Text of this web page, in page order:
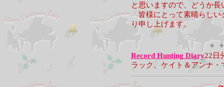
と思いますので、どうか
皆様にとって素晴らしい
り申し上げます。
◆
Record Hunting Diary22日
ラック、ケイト＆アンナ